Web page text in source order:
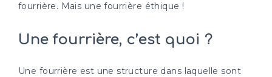
fourrière. Mais une fourrière éthique !
Une fourrière, c’est quoi ?
Une fourrière est une structure dans laquelle sont